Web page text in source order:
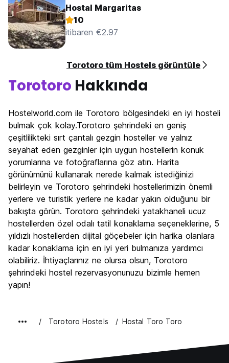
Hostal Margaritas
10
itibaren €2.97
Torotoro tüm Hostels görüntüle
Torotoro Hakkında
Hostelworld.com ile Torotoro bölgesindeki en iyi hosteli
bulmak çok kolay.Torotoro şehrindeki en geniş
çeşitlilikteki sırt çantalı gezgin hosteller ve yalnız
seyahat eden gezginler için uygun hostellerin konuk
yorumlarına ve fotoğraflarına göz atın. Harita
görünümünü kullanarak nerede kalmak istediğinizi
belirleyin ve Torotoro şehrindeki hostellerimizin önemli
yerlere ve turistik yerlere ne kadar yakın olduğunu bir
bakışta görün. Torotoro şehrindeki yatakhaneli ucuz
hostellerden özel odalı tatil konaklama seçeneklerine, 5
yıldızlı hostellerden dijital göçebeler için harika olanlara
kadar konaklama için en iyi yeri bulmanıza yardımcı
olabiliriz. İhtiyaçlarınız ne olursa olsun, Torotoro
şehrindeki hostel rezervasyonunuzu bizimle hemen
yapın!
Torotoro Hostels Hostal Toro Toro